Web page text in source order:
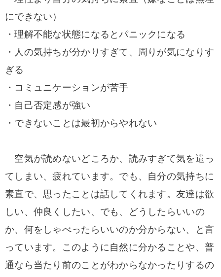
にできない）
・理解不能な状態になるとパニックになる
・人の気持ちが分かりすぎて、周りが気になりす
ぎる
・コミュニケーションが苦手
・自己否定感が強い
・できないことは最初からやれない
空気が読めないどころか、読みすぎて気を遣っ
てしまい、疲れています。 でも、自分の気持ちに
素直で、思ったことは話してくれます。友達は欲
しい、仲良くしたい、でも、どうしたらいいの
か、 何をしゃべったらいいのか分からない、と言
っています。
このように自然に分かることや、 普
通なら当たり前のことがわからなかったりするの